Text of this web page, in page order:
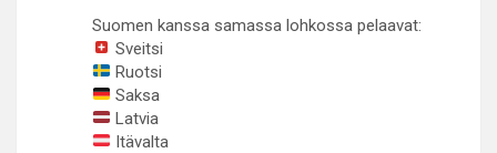
Suomen kanssa samassa lohkossa pelaavat:
Sveitsi
Ruotsi
Saksa
Latvia
Itävalta